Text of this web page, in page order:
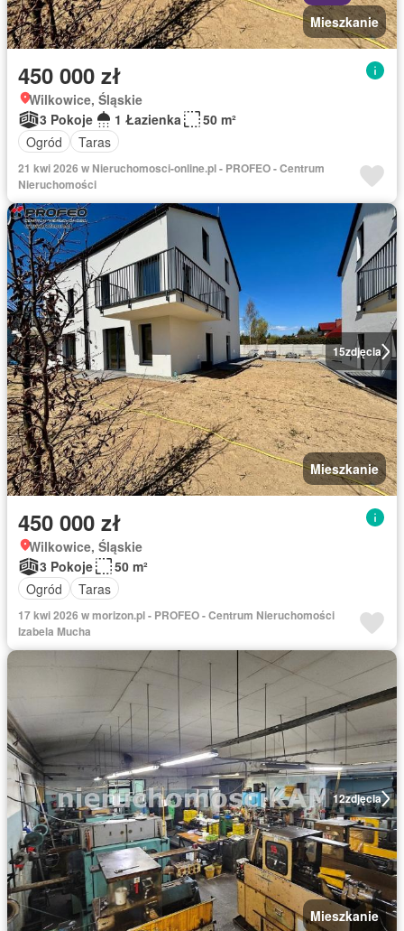
Mieszkanie
450 000 zł
Wilkowice, Śląskie
3 Pokoje
1 Łazienka
50 m²
Ogród
Taras
21 kwi 2026 w Nieruchomosci-online.pl - PROFEO - Centrum
Nieruchomości
15zdjęcia
Mieszkanie
450 000 zł
Wilkowice, Śląskie
3 Pokoje
50 m²
Ogród
Taras
17 kwi 2026 w morizon.pl - PROFEO - Centrum Nieruchomości
Izabela Mucha
12zdjęcia
Mieszkanie